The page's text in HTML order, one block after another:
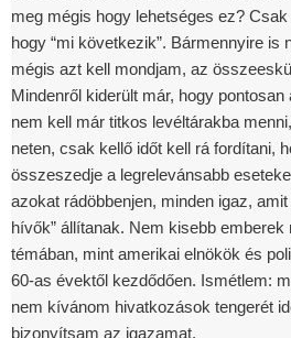
meg mégis hogy lehetséges ez?
hogy “mi következik”. Bármennyire is
mégis azt kell mondjam, az
Mindenről kiderült már, hogy
nem kell már titkos levéltárakba
neten, csak kellő időt kell rá fordítani,
összeszedje a legrelevánsabb
azokat rádöbbenjen, minden igaz,
hívők” állítanak. Nem kisebb
témában, mint amerikai elnökök és
60-as évektől kezdődően. Ismétlem:
nem kívánom hivatkozások tengerét
bizonyítsam az igazamat.